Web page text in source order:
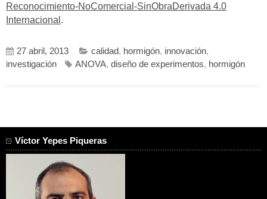
Reconocimiento-NoComercial-SinObraDerivada 4.0
Internacional .
27 abril, 2013 calidad, hormigón, innovación,
investigación
ANOVA, diseño de experimentos, hormigón
Víctor Yepes Piqueras